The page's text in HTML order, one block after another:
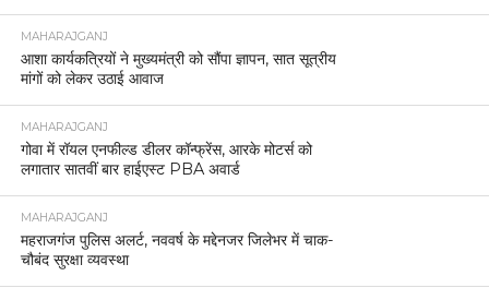
MAHARAJGANJ
आशा कार्यकत्रियों ने मुख्यमंत्री को सौंपा ज्ञापन, सात सूत्रीय
मांगों को लेकर उठाई आवाज
MAHARAJGANJ
गोवा में रॉयल एनफील्ड डीलर कॉन्फ्रेंस, आरके मोटर्स को
लगातार सातवीं बार हाईएस्ट PBA अवार्ड
MAHARAJGANJ
महराजगंज पुलिस अलर्ट, नववर्ष के मद्देनजर जिलेभर में चाक-
चौबंद सुरक्षा व्यवस्था